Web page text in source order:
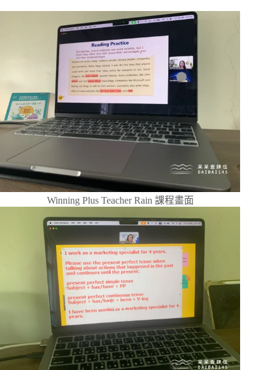
Winning Plus Teacher Rain 課程畫面